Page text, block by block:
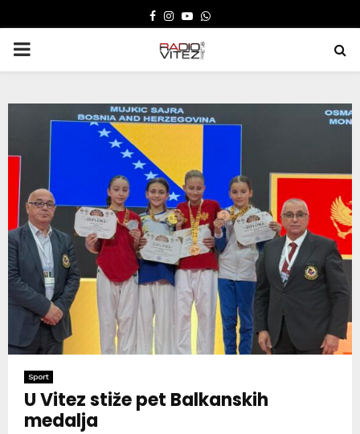
FACEBOOK
INSTAGRAM
YOUTUBE
WHATSAPP
PRIMARY
Sport
U Vitez stiže pet Balkanskih
medalja